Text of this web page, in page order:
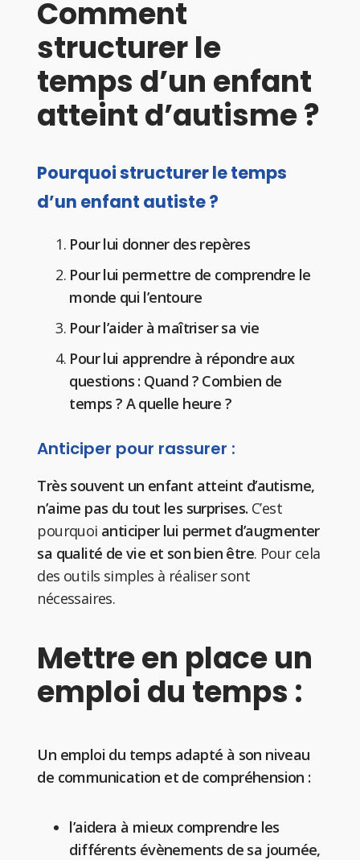
Comment
structurer le
temps d’un enfant
atteint d’autisme ?
Pourquoi structurer le temps
d’un enfant autiste ?
Pour lui donner des repères
Pour lui permettre de comprendre le
monde qui l’entoure
Pour l’aider à maîtriser sa vie
Pour lui apprendre à répondre aux
questions : Quand ? Combien de
temps ? A quelle heure ?
Anticiper pour rassurer :
Très souvent un enfant atteint d’autisme,
n’aime pas du tout les surprises. C’est
pourquoi anticiper lui permet d’augmenter
sa qualité de vie et son bien être. Pour cela
des outils simples à réaliser sont
nécessaires.
Mettre en place un
emploi du temps :
Un emploi du temps adapté à son niveau
de communication et de compréhension :
l’aidera à mieux comprendre les
différents évènements de sa journée,